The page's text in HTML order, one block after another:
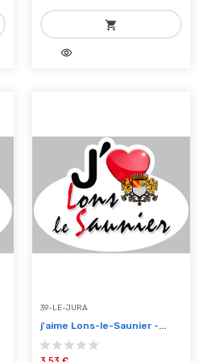
shopping_cart
add_shopping_cartvisibility
39-LE-JURA
j'aime Lons-le-Saunier -...